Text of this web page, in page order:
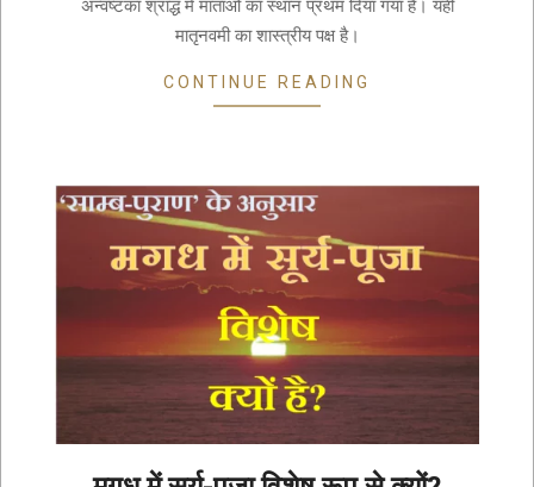
अन्वष्टका श्राद्ध में माताओं का स्थान प्रथम दिया गया है। यही
मातृनवमी का शास्त्रीय पक्ष है।
CONTINUE READING